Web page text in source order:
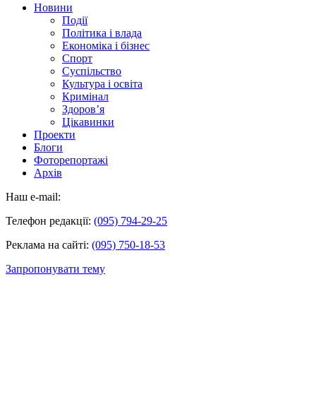
Новини
Події
Політика і влада
Економіка і бізнес
Спорт
Суспільство
Культура і освіта
Кримінал
Здоров’я
Цікавинки
Проекти
Блоги
Фоторепортажі
Архів
Наш e-mail:
Телефон редакції: (095) 794-29-25
Реклама на сайті: (095) 750-18-53
Запропонувати тему